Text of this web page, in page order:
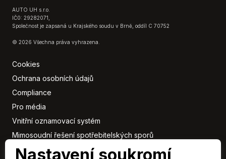
AUTO UH s.r.o.
IČ0: 29282071,
Společnost je zapsaná u Krajského soudu v Brně, oddíl C 70752
© 2026 Všechna práva vyhrazena.
Cookies
Ochrana osobních údajů
Compliance
Pro média
Vnitřní oznamovací systém
Mimosoudní řešení spotřebitelských sporů
Sbírka listin
Nastavení soukromí